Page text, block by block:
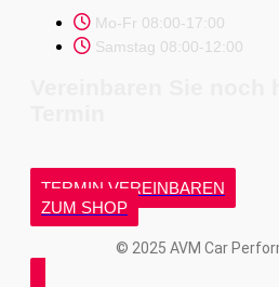
Mo-Fr 08:00-17:00
Samstag 08:00-12:00
TERMIN VEREINBAREN
ZUM SHOP
© 2025 AVM Car